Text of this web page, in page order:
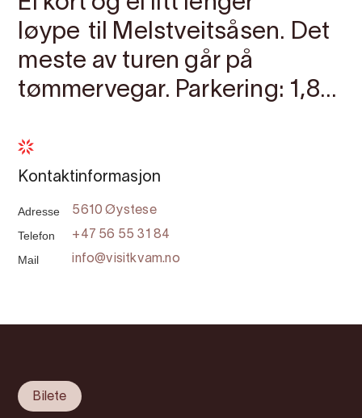
løype til Melstveitsåsen. Det
meste av turen går på
tømmervegar. Parkering: 1,8...
Kontaktinformasjon
Adresse 5610 Øystese
Telefon +47 56 55 31 84
Mail info@visitkvam.no
Bilete